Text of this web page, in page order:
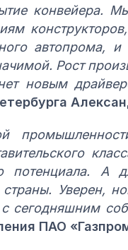
конвейера.
автопрома,
Рост
новым
потенциала. А
Уверен,
сегодняшним
ПАО